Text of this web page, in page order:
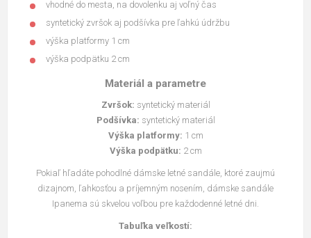
vhodné do mesta, na dovolenku aj voľný čas
syntetický zvršok aj podšívka pre ľahkú údržbu
výška platformy 1 cm
výška podpätku 2 cm
Materiál a parametre
Zvršok: syntetický materiál
Podšívka: syntetický materiál
Výška platformy: 1 cm
Výška podpätku: 2 cm
Pokiaľ hľadáte pohodlné dámske letné sandále, ktoré zaujmú
dizajnom, ľahkosťou a príjemným nosením, dámske sandále
Ipanema sú skvelou voľbou pre každodenné letné dni.
Tabuľka veľkostí: